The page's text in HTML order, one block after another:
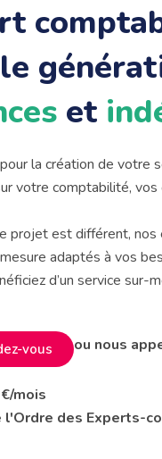
et
la création de votre
votre comptabilité,
projet est différent,
adaptés à vos
d’un service
vous ou nous
mois
l'Ordre des Experts-